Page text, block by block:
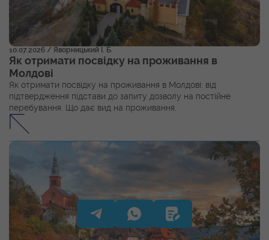
10.07.2026 / Яворницький І. Б.
Як отримати посвідку на проживання в
Молдові
Як отримати посвідку на проживання в Молдові: від
підтвердження підстави до запиту дозволу на постійне
перебування. Що дає вид на проживання.